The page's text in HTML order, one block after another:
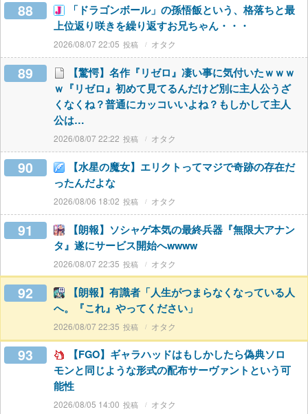
88
「ドラゴンボール」の孫悟飯という、格落ちと最
上位返り咲きを繰り返すお兄ちゃん・・・
2026/08/07 22:05 オタク
89
【驚愕】名作『リゼロ』凄い事に気付いたｗｗｗ
ｗ『リゼロ』初めて見てるんだけど別に主人公うざ
くなくね？普通にカッコいいよね？もしかして主人
公は…
2026/08/07 22:22 オタク
90
【水星の魔女】エリクトってマジで奇跡の存在だ
ったんだよな
2026/08/06 18:02 オタク
91
【朗報】ソシャゲ本気の最終兵器『無限大アナン
タ』遂にサービス開始へwwww
2026/08/07 22:35 オタク
92
【朗報】有識者「人生がつまらなくなっている人
へ。『これ』やってください」
2026/08/07 22:35 オタク
93
【FGO】ギャラハッドはもしかしたら偽典ソロ
モンと同じような形式の配布サーヴァントという可
能性
2026/08/05 14:00 オタク